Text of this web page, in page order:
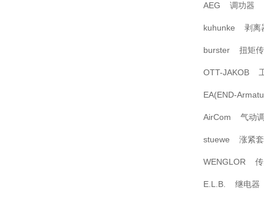
AEG 调功器
kuhunke 剥离
burster 扭矩传
OTT-JAKOB
EA(END-
AirCom 气动
stuewe 涨紧套
WENGLOR 传
E.L.B. 继电器